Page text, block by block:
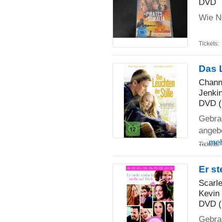
Wie
Tickets:
Das
DVD
...
Tickets:
Er
Kevin
DVD